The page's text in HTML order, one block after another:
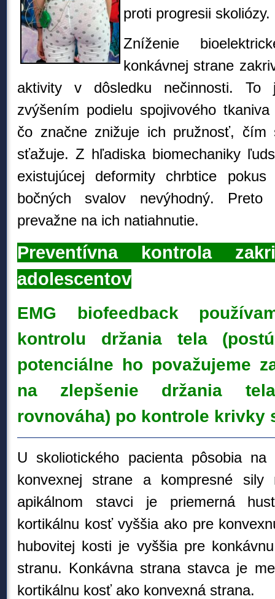
proti progresii skoliózy.
Zníženie
konkávnej strane
aktivity v dôsledku nečinnosti. To
zvýšením podielu spojivového
čo značne znižuje ich pružnosť, čím
sťažuje. Z hľadiska biomechaniky
existujúcej deformity chrbtice
bočných svalov nevýhodný. Preto
prevažne na ich natiahnutie.
Preventívna kontrola
adolescentov
EMG biofeedback
kontrolu držania tela
potenciálne ho považujeme
na zlepšenie držania
rovnováha) po kontrole krivky
U skoliotického pacienta pôsobia
konvexnej strane a kompresné
apikálnom stavci je priemerná
kortikálnu kosť vyššia ako pre
hubovitej kosti je vyššia pre
stranu. Konkávna strana stavca je
kortikálnu kosť ako konvexná strana.